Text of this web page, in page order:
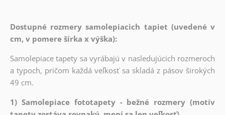
Dostupné rozmery samolepiacich tapiet (uvedené v
cm, v pomere šírka x výška):
Samolepiace tapety sa vyrábajú v nasledujúcich rozmeroch
a typoch, pričom každá veľkosť sa skladá z pásov širokých
49 cm.
1) Samolepiace fototapety - bežné rozmery (motív